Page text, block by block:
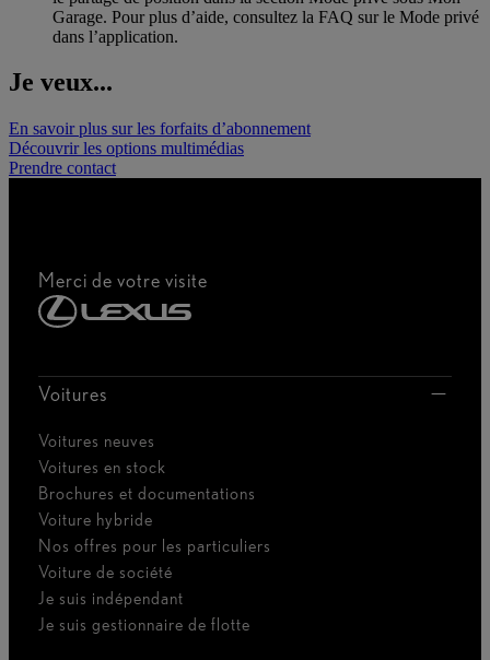
Garage. Pour plus d’aide, consultez la FAQ sur le Mode privé
dans l’application.
Je veux...
En savoir plus sur les forfaits d’abonnement
Découvrir les options multimédias
Prendre contact
Merci de votre visite
Voitures
Voitures neuves
Voitures en stock
Brochures et documentations
Voiture hybride
Nos offres pour les particuliers
Voiture de société
Je suis indépendant
Je suis gestionnaire de flotte